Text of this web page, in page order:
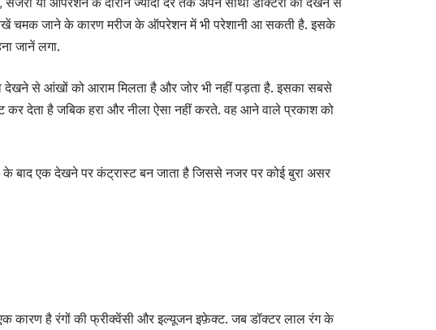
चमक जाने के कारण मरीज के ऑपरेशन में भी परेशानी आ सकती है. इसके
जानें लगा.
से आंखों को आराम मिलता है और जोर भी नहीं पड़ता है. इसका सबसे
कर देता है जबिक हरा और नीला ऐसा नहीं करते. वह आने वाले प्रकाश को
बाद एक देखने पर कंट्रास्ट बन जाता है जिससे नजर पर कोई बुरा असर
है रंगों की फ्रीक्वेंसी और इल्यूजन इफ़ेक्ट. जब डॉक्टर लाल रंग के